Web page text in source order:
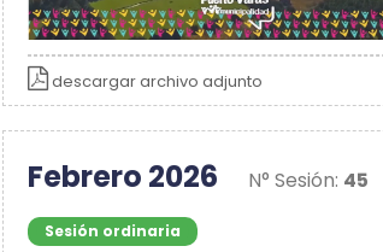
descargar archivo adjunto
Febrero 2026 N° Sesión: 45
Sesión ordinaria